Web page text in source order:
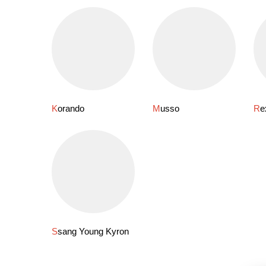
Korando Musso
Ssang Young Kyron